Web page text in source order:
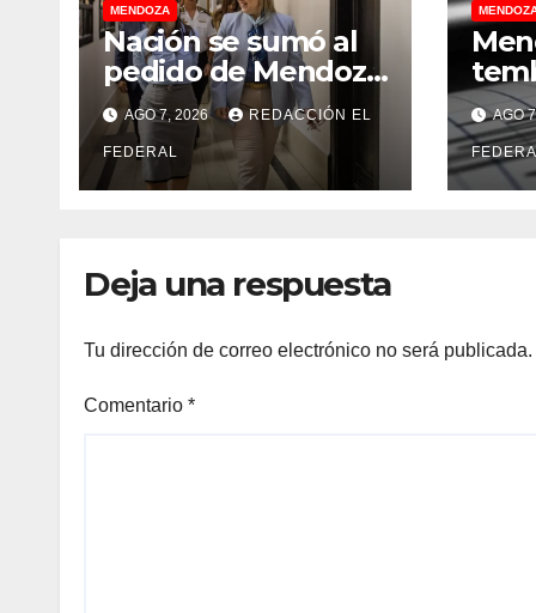
MENDOZA
Nación se sumó al
pedido de Mendoza
para bloquear los
celulares en las
cárceles de la
provincia
AGO 7, 2026 REDACCIÓN EL
FEDERAL
un
AGO
Deja una respuesta
Tu dirección de correo electrónico no será publicada.
Comentario *